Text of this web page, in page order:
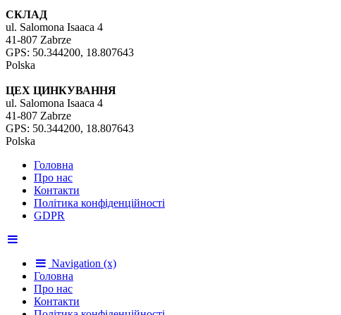
СКЛАД
ul. Salomona Isaaca 4
41-807 Zabrze
GPS: 50.344200, 18.807643
Polska
ЦЕХ ЦИНКУВАННЯ
ul. Salomona Isaaca 4
41-807 Zabrze
GPS: 50.344200, 18.807643
Polska
Головна
Про нас
Контакти
Політика конфіденційності
GDPR
Navigation (x)
Головна
Про нас
Контакти